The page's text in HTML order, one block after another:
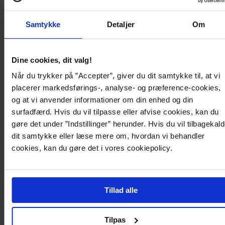
Samtykke Detaljer Om
Dine cookies, dit valg!
Når du trykker på ”Accepter”, giver du dit samtykke til, at vi
placerer markedsførings-, analyse- og præference-cookies,
og at vi anvender informationer om din enhed og din
surfadfærd. Hvis du vil tilpasse eller afvise cookies, kan du
gøre det under ”Indstillinger” herunder. Hvis du vil
dit samtykke eller læse mere om, hvordan vi behandler
cookies, kan du gøre det i vores cookiepolicy.
Tillad alle
Tilpas
Fine bukser i PU med lige bener.
- Lynlås på siden
- Ankellængde
Product description
Fine bukser i PU med lige bener.
- Lynlås på siden
- Ankellængde
- Længde ved indersiden af benene: 70 cm i størrelse 36
Produktdetaljer
Levering og betaling